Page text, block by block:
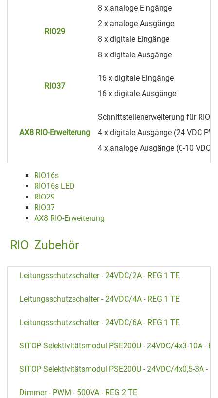
RIO29
8 x analoge Eingänge
2 x analoge Ausgänge
8 x digitale Eingänge
8 x digitale Ausgänge
RIO37
16 x digitale Eingänge
16 x digitale Ausgänge
AX8 RIO-Erweiterung
Schnittstellenerweiterung für RIO
4 x digitale Ausgänge (24 VDC
4 x analoge Ausgänge (0-10 VDC)
RIO16s
RIO16s LED
RIO29
RIO37
AX8 RIO-Erweiterung
RIO Zubehör
Leitungsschutzschalter - 24VDC/2A - REG 1 TE
Leitungsschutzschalter - 24VDC/4A - REG 1 TE
Leitungsschutzschalter - 24VDC/6A - REG 1 TE
SITOP Selektivitätsmodul PSE200U - 24VDC/4x3-10A -
SITOP Selektivitätsmodul PSE200U - 24VDC/4x0,5-3A -
Dimmer - PWM - 500VA - REG 2 TE